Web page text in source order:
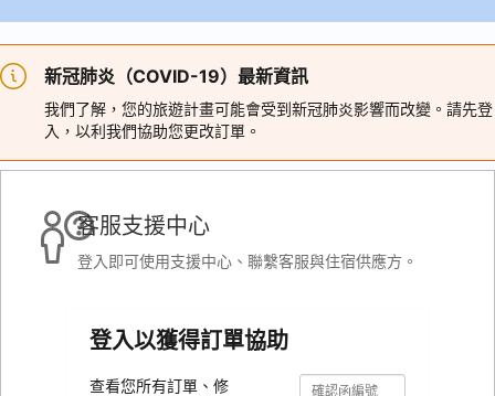
新冠肺炎（COVID-19）最新資訊
我們了解，您的旅遊計畫可能會受到新冠肺炎影響而改變。請先登
入，以利我們協助您更改訂單。
客服支援中心
登入即可使用支援中心、聯繫客服與住宿供應方。
登入以獲得訂單協助
查看您所有訂單、修
確